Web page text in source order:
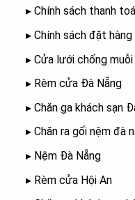
▸ Chính sách thanh
▸ Chính sách đặt hàng
▸ Cửa lưới chống
▸ Rèm cửa Đà Nẵng
▸ Chăn ga khách sạn
▸ Chăn ra gối nệm đà
▸ Nệm Đà Nẵng
▸ Rèm cửa Hội An